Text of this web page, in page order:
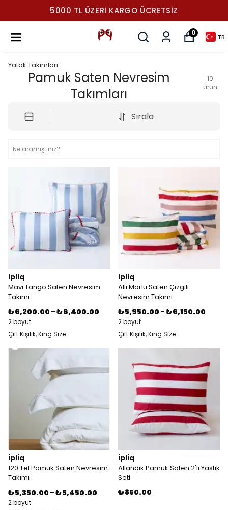
5000 TL ÜZERI KARGO ÜCRETSIZ
0
TR
Yatak Takımları
Pamuk Saten Nevresim
Takımları
10
ürün
Sırala
ipliq
Mavi Tango Saten Nevresim
Takımı
₺ 6,200.00 -₺ 6,400.00
2 boyut
Çift Kişilik, King Size
ipliq
Allı Morlu Saten Çizgili
Nevresim Takımı
₺ 5,950.00 -₺ 6,150.00
2 boyut
Çift Kişilik, King Size
ipliq
120 Tel Pamuk Saten Nevresim
Takımı
₺ 5,350.00 -₺ 5,450.00
2 boyut
ipliq
Allandık Pamuk Saten 2'li Yastık
Seti
₺ 850.00